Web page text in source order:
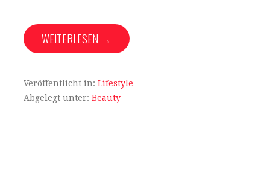
WEITERLESEN →
Veröffentlicht in: Lifestyle
Abgelegt unter: Beauty